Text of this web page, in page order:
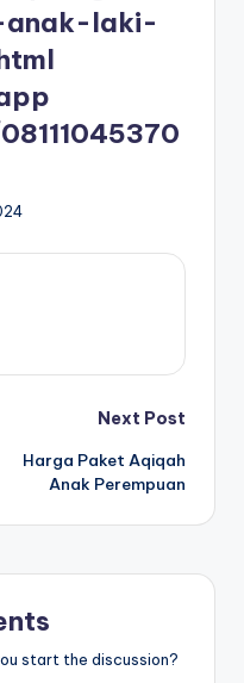
laki-
Next Post
Harga Paket Aqiqah
Anak Perempuan
start the discussion?